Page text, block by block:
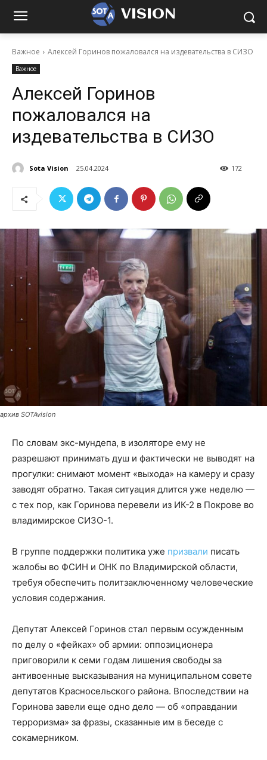
VISION
Важное Алексей Горинов пожаловался на издевательства в СИЗО
Важное
Алексей Горинов
пожаловался на
издевательства в СИЗО
Sota Vision 25.04.2024 172
архив SOTAvision
По словам экс-мундепа, в изоляторе ему не
разрешают принимать душ и фактически не выводят на
прогулки: снимают момент «выхода» на камеру и сразу
заводят обратно. Такая ситуация длится уже неделю —
с тех пор, как Горинова перевели из ИК-2 в Покрове во
владимирское СИЗО-1.
В группе поддержки политика уже призвали писать
жалобы во ФСИН и ОНК по Владимирской области,
требуя обеспечить политзаключенному человеческие
условия содержания.
Депутат Алексей Горинов стал первым осужденным
по делу о «фейках» об армии: оппозиционера
приговорили к семи годам лишения свободы за
антивоенные высказывания на муниципальном совете
депутатов Красносельского района. Впоследствии на
Горинова завели еще одно дело — об «оправдании
терроризма» за фразы, сказанные им в беседе с
сокамерником.